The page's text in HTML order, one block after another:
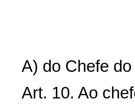
A) do Chefe
Art. 10. Ao